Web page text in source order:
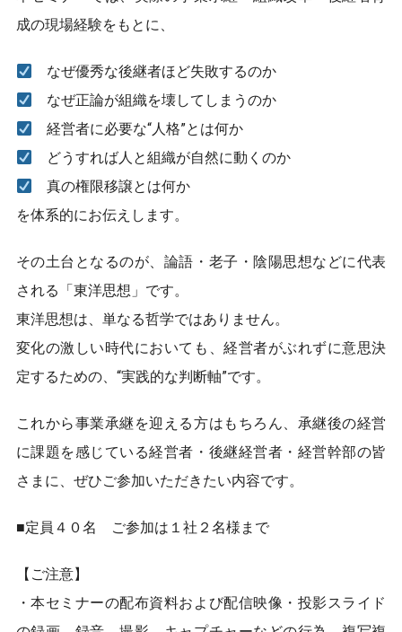
成の現場経験をもとに、
なぜ優秀な後継者ほど失敗するのか
なぜ正論が組織を壊してしまうのか
経営者に必要な“人格”とは何か
どうすれば人と組織が自然に動くのか
真の権限移譲とは何か
を体系的にお伝えします。
その土台となるのが、論語・老子・陰陽思想などに代表
される「東洋思想」です。
東洋思想は、単なる哲学ではありません。
変化の激しい時代においても、経営者がぶれずに意思決
定するための、“実践的な判断軸”です。
これから事業承継を迎える方はもちろん、承継後の経営
に課題を感じている経営者・後継経営者・経営幹部の皆
さまに、ぜひご参加いただきたい内容です。
■定員４０名 ご参加は１社２名様まで
【ご注意】
・本セミナーの配布資料および配信映像・投影スライド